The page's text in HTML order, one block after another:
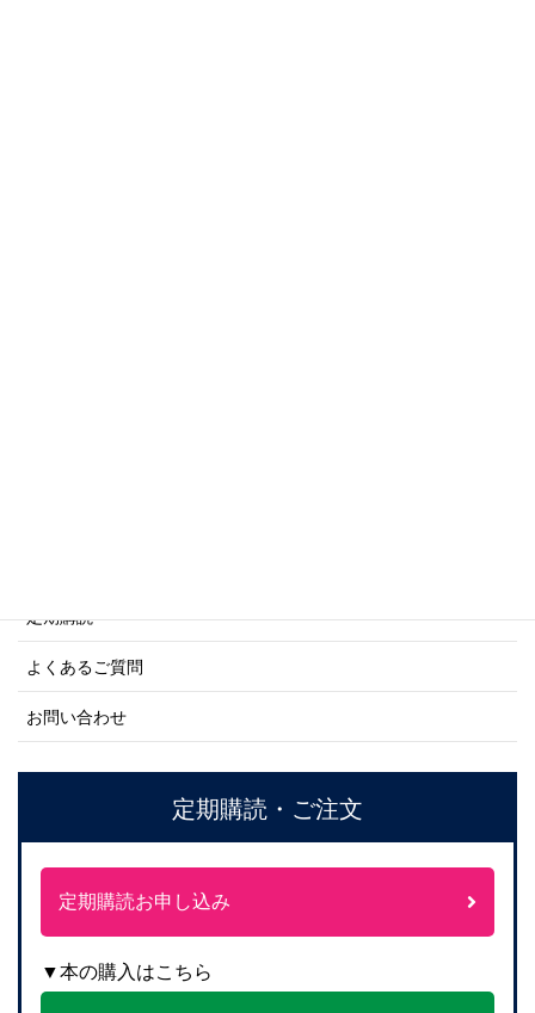
定期購読
よくあるご質問
お問い合わせ
定期購読・ご注文
定期購読お申し込み
▼本の購入はこちら